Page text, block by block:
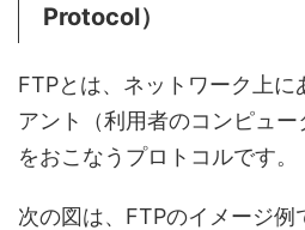
Protocol）
FTPとは、ネットワーク上に
アント（利用者のコンピュー
をおこなうプロトコルです。
次の図は、FTPのイメージ例